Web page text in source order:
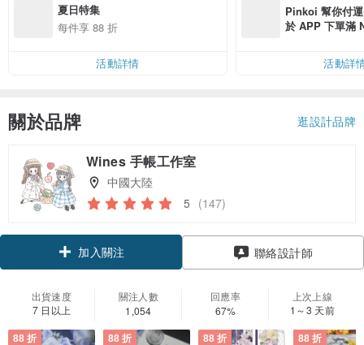
夏日特集
每件享 88 折
活動詳情
Pinkoi 幫你付
於 APP 下單滿
活動詳
關於品牌 逛設計品牌
Wines 手帳工作室
中國大陸
5 (147)
加入關注 聯絡設計師
出貨速度
7 日以上
關注人數
1,054
回應率
67%
上次上線
1～3 天前
88 折 88 折 88 折 88 折